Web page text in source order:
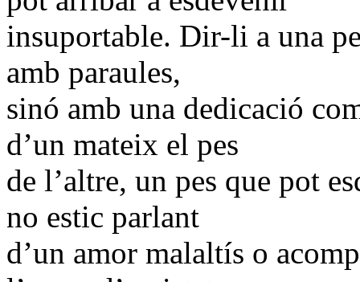
insuportable. Dir-li a una
amb paraules,
sinó amb una dedicació
d’un mateix el pes
de l’altre, un pes que pot
no estic parlant
d’un amor malaltís o